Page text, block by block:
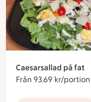
Caesarsallad på fat
Från 93.69 kr/portion